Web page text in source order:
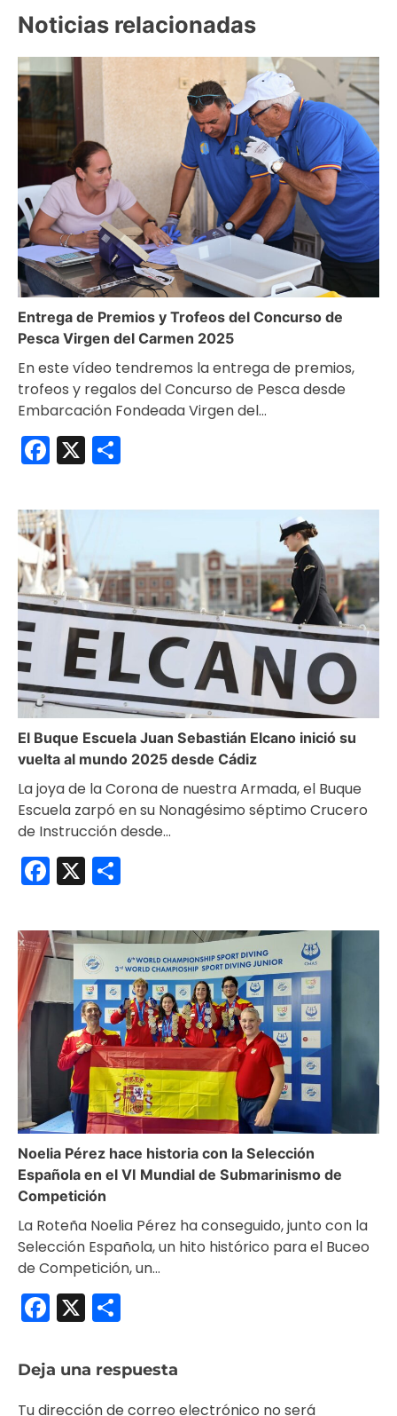
Noticias relacionadas
Entrega de Premios y Trofeos del Concurso de
Pesca Virgen del Carmen 2025
En este vídeo tendremos la entrega de premios,
trofeos y regalos del Concurso de Pesca desde
Embarcación Fondeada Virgen del…
Facebook
X
El Buque Escuela Juan Sebastián Elcano inició su
vuelta al mundo 2025 desde Cádiz
La joya de la Corona de nuestra Armada, el Buque
Escuela zarpó en su Nonagésimo séptimo Crucero
de Instrucción desde…
Facebook
X
Noelia Pérez hace historia con la Selección
Española en el VI Mundial de Submarinismo de
Competición
La Roteña Noelia Pérez ha conseguido, junto con la
Selección Española, un hito histórico para el Buceo
de Competición, un…
Facebook
X
Deja una respuesta
Tu dirección de correo electrónico no será